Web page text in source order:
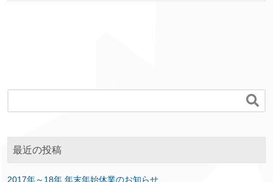

最近の投稿
2017年～18年 年末年始休業のお知らせ